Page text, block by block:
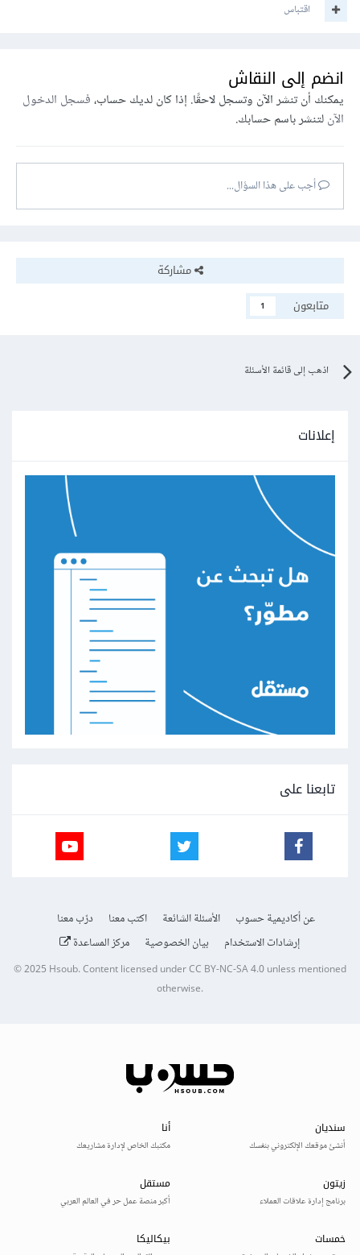
اقتباس
انضم إلى النقاش
يمكنك أن تنشر الآن وتسجل لاحقًا. إذا كان لديك حساب،فسجل الدخول
الآنلتنشر باسم حسابك.
أجب على هذا السؤال...
مشاركة
متابعون
1
اذهب إلى قائمة الأسئلة
إعلانات
تابعنا على
عن أكاديمية حسوب الأسئلة الشائعة اكتب معنا
درّب معنا
إرشادات الاستخدام
بيان الخصوصية مركز المساعدة
© 2025Hsoub.Content licensed underCC BY-NC-SA 4.0unless mentioned
otherwise.